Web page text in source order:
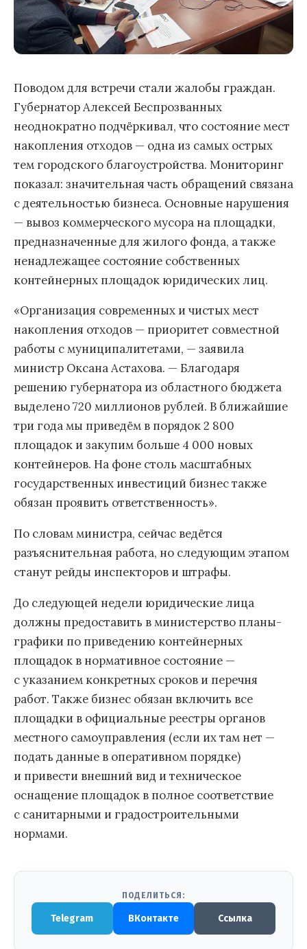
Поводом для встречи стали жалобы граждан.
Губернатор Алексей Беспрозванных
неоднократно подчёркивал, что состояние мест
накопления отходов — одна из самых острых
тем городского благоустройства. Мониторинг
показал: значительная часть обращений связана
с деятельностью бизнеса. Основные нарушения
— вывоз коммерческого мусора на площадки,
предназначенные для жилого фонда, а также
ненадлежащее состояние собственных
контейнерных площадок юридических лиц.
«Организация современных и чистых мест
накопления отходов — приоритет совместной
работы с муниципалитетами, — заявила
министр Оксана Астахова. — Благодаря
решению губернатора из областного бюджета
выделено 720 миллионов рублей. В ближайшие
три года мы приведём в порядок 2 800
площадок и закупим больше 4 000 новых
контейнеров. На фоне столь масштабных
государственных инвестиций бизнес также
обязан проявить ответственность».
По словам министра, сейчас ведётся
разъяснительная работа, но следующим этапом
станут рейды инспекторов и штрафы.
До следующей недели юридические лица
должны предоставить в министерство планы-
графики по приведению контейнерных
площадок в нормативное состояние —
с указанием конкретных сроков и перечня
работ. Также бизнес обязан включить все
площадки в официальные реестры органов
местного самоуправления (если их там нет —
подать данные в оперативном порядке)
и привести внешний вид и техническое
оснащение площадок в полное соответствие
с санитарными и градостроительными
нормами.
ПОДЕЛИТЬСЯ:
Telegram ВКонтакте Ссылка